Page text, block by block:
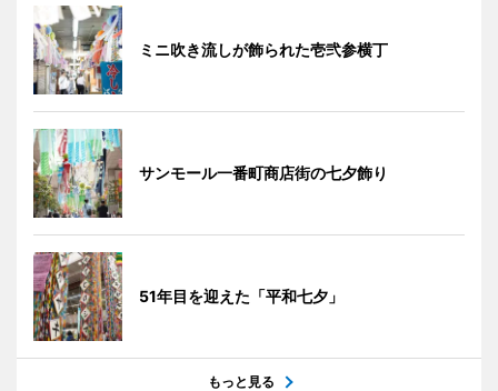
ミニ吹き流しが飾られた壱弐参横丁
サンモール一番町商店街の七夕飾り
51年目を迎えた「平和七夕」
もっと見る